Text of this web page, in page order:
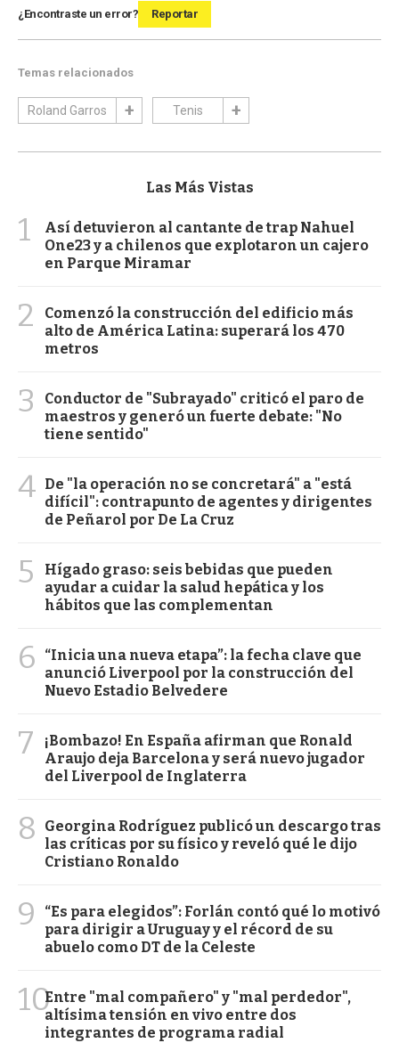
¿Encontraste un error? Reportar
Temas relacionados
Roland Garros Tenis
Las Más Vistas
1
Así detuvieron al cantante de trap Nahuel
One23 y a chilenos que explotaron un cajero
en Parque Miramar
2
Comenzó la construcción del edificio más
alto de América Latina: superará los 470
metros
3
Conductor de "Subrayado" criticó el paro de
maestros y generó un fuerte debate: "No
tiene sentido"
4 De "la operación no se concretará" a "está
difícil": contrapunto de agentes y dirigentes
de Peñarol por De La Cruz
5
Hígado graso: seis bebidas que pueden
ayudar a cuidar la salud hepática y los
hábitos que las complementan
6
“Inicia una nueva etapa”: la fecha clave que
anunció Liverpool por la construcción del
Nuevo Estadio Belvedere
7
¡Bombazo! En España afirman que Ronald
Araujo deja Barcelona y será nuevo jugador
del Liverpool de Inglaterra
8
Georgina Rodríguez publicó un descargo tras
las críticas por su físico y reveló qué le dijo
Cristiano Ronaldo
9
“Es para elegidos”: Forlán contó qué lo motivó
para dirigir a Uruguay y el récord de su
abuelo como DT de la Celeste
10Entre "mal compañero" y "mal perdedor",
altísima tensión en vivo entre dos
integrantes de programa radial